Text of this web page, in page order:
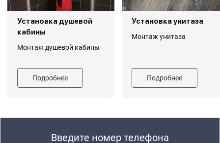
Установка душевой
кабины
Монтаж душевой кабины
Подробнее
Установка унитаза
Монтаж унитаза
Подробнее
Введите номер телефона